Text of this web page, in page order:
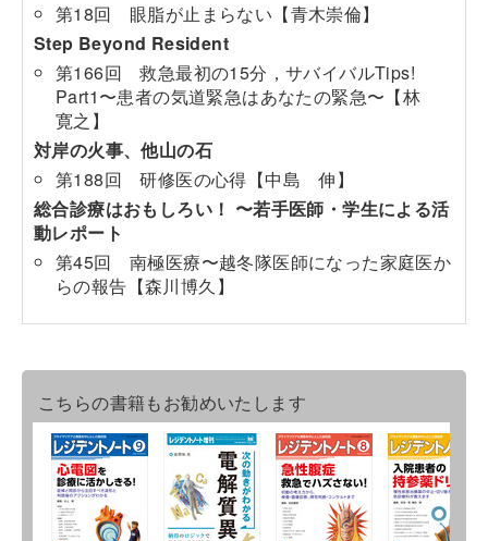
第18回 眼脂が止まらない【青木崇倫】
Step Beyond Resident
第166回 救急最初の15分，サバイバルTips!
Part1〜患者の気道緊急はあなたの緊急〜【林
寛之】
対岸の火事、他山の石
第188回 研修医の心得【中島 伸】
総合診療はおもしろい！ 〜若手医師・学生による活
動レポート
第45回 南極医療〜越冬隊医師になった家庭医か
らの報告【森川博久】
こちらの書籍もお勧めいたします